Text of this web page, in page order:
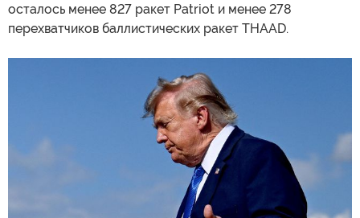
осталось менее 827 ракет Patriot и менее 278
перехватчиков баллистических ракет THAAD.